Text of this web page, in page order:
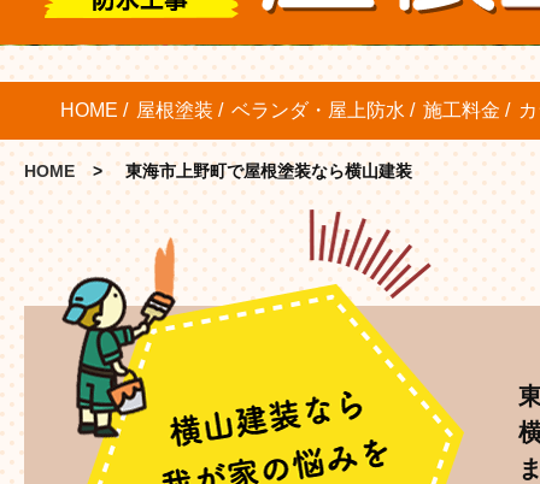
HOME 屋根塗装 ベランダ・屋上防水 施工料金
HOME 東海市上野町で屋根塗装なら横山建装